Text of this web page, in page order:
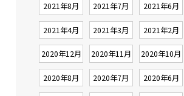
2021年8月 2021年7月 2021年6月
2021年4月 2021年3月 2021年2月
2020年12月 2020年11月 2020年10月
2020年8月 2020年7月 2020年6月